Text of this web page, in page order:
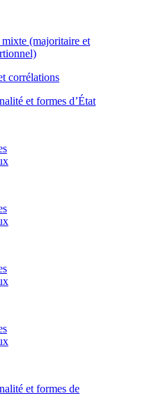
(majoritaire et
corrélations
et formes d’État
et formes de